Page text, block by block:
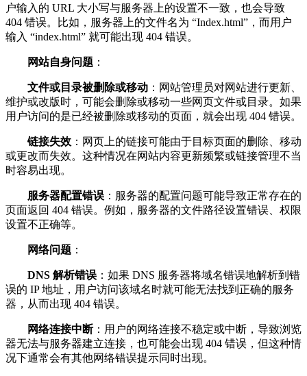
户输入的 URL 大小写与服务器上的设置不一致，也会导致
404 错误。比如，服务器上的文件名为 “Index.html”，而用户
输入 “index.html” 就可能出现 404 错误。
网站自身问题 ：
文件或目录被删除或移动 ：网站管理员对网站进行更新、
维护或改版时，可能会删除或移动一些网页文件或目录。如果
用户访问的是已经被删除或移动的页面，就会出现 404 错误。
链接失效 ：网页上的链接可能由于目标页面的删除、移动
或更改而失效。这种情况在网站内容更新频繁或链接管理不当
时容易出现。
服务器配置错误 ：服务器的配置问题可能导致正常存在的
页面返回 404 错误。例如，服务器的文件路径设置错误、权限
设置不正确等。
网络问题 ：
DNS 解析错误 ：如果 DNS 服务器将域名错误地解析到错
误的 IP 地址，用户访问该域名时就可能无法找到正确的服务
器，从而出现 404 错误。
网络连接中断：用户的网络连接不稳定或中断，导致浏览
器无法与服务器建立连接，也可能会出现 404 错误，但这种情
况下通常会有其他网络错误提示同时出现。